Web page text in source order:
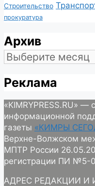
Строительство
прокуратура
Архив
Архив
Реклама
«KIMRYPRESS.RU» —
информационной
газеты «КИМРЫ
Верхне-Волжском
МПТР России
регистрации ПИ №5-
АДРЕС РЕДАКЦИИ И